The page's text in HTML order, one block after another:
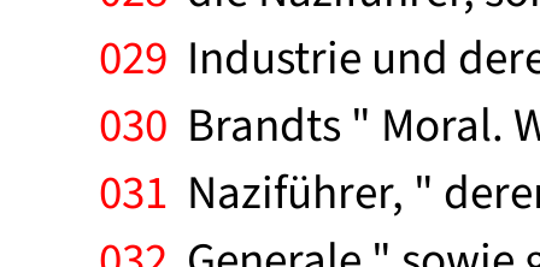
029 Industrie und
030 Brandts " Moral.
031 Naziführer, "